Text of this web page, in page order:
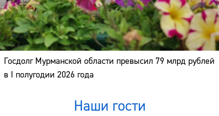
Госдолг Мурманской области превысил 79 млрд рублей
в I полугодии 2026 года
Наши гости